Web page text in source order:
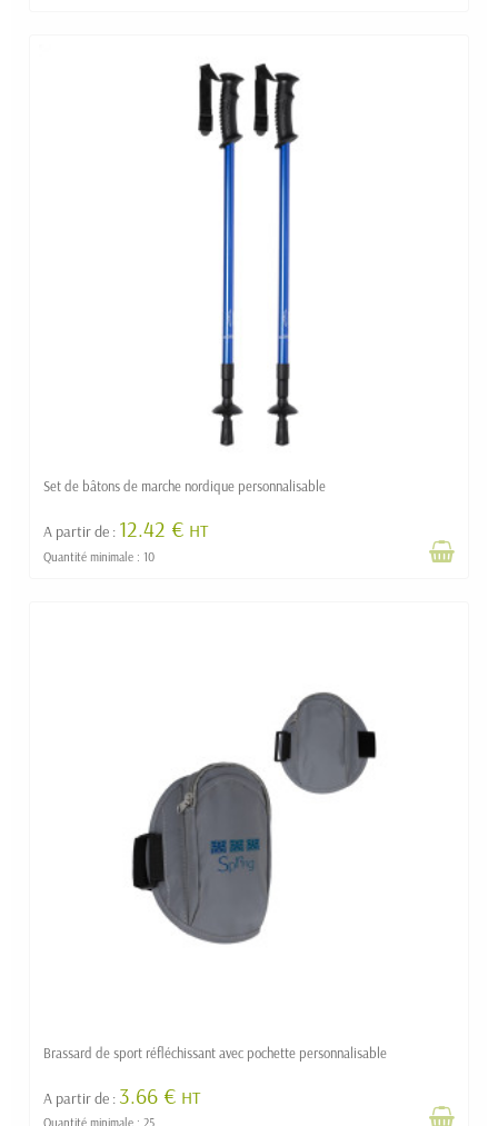
Set de bâtons de marche nordique personnalisable
A partir de : 12.42 € HT
Quantité minimale : 10
Brassard de sport réfléchissant avec pochette personnalisable
A partir de : 3.66 € HT